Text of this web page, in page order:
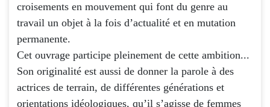
croisements en mouvement qui font du genre au
travail un objet à la fois d’actualité et en mutation
permanente.
Cet ouvrage participe pleinement de cette ambition...
Son originalité est aussi de donner la parole à des
actrices de terrain, de différentes générations et
orientations idéologiques, qu’il s’agisse de femmes